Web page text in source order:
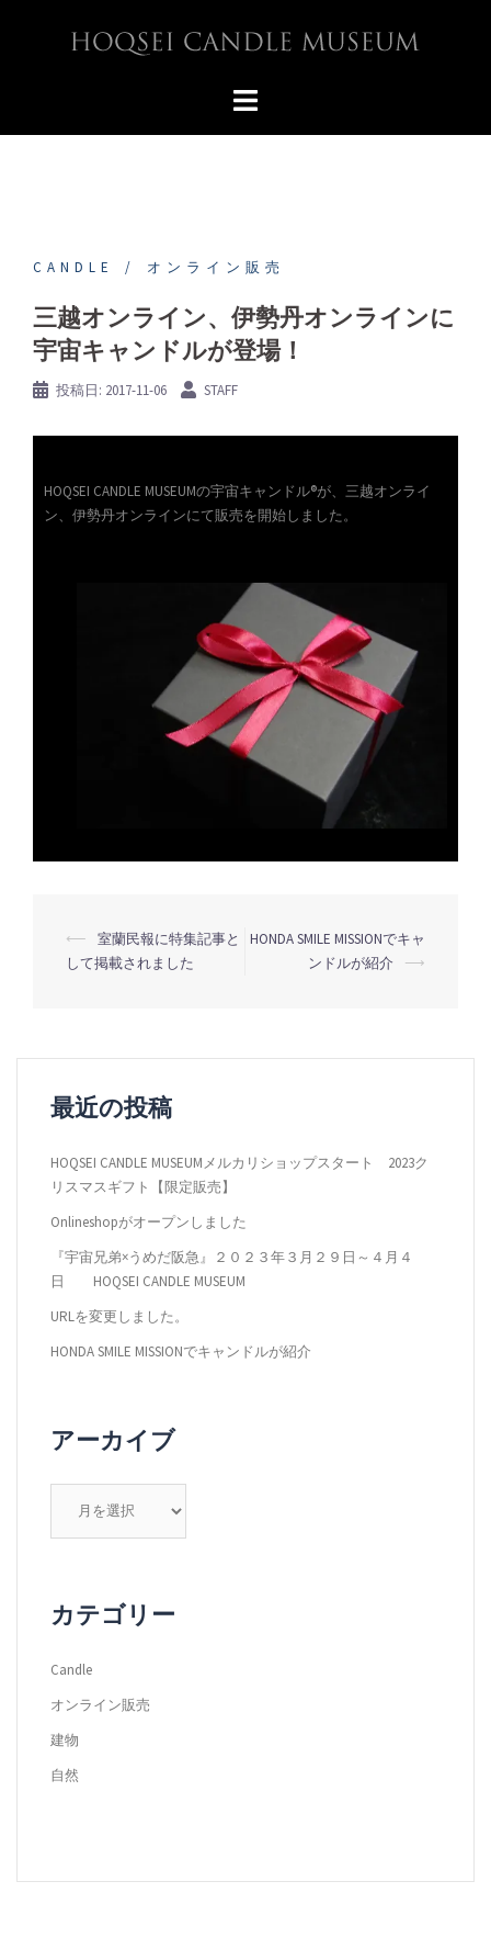
へ
CANDLE オンライン販売
三越オンライン、伊勢丹オンラインに
宇宙キャンドルが登場！
投稿日: 2017-11-06 STAFF
HOQSEI CANDLE MUSEUMの宇宙キャンドル®が、三越オンライ
ン、伊勢丹オンラインにて販売を開始しました。
投
稿
ー
ョ
ン
⟵
室蘭民報に特集記事と
して掲載されました
HONDA SMILE MISSIONでキャ
ンドルが紹介
⟶
最近の投稿
HOQSEI CANDLE MUSEUMメルカリショップスタート 2023ク
リスマスギフト【限定販売】
Onlineshopがオープンしました
『宇宙兄弟×うめだ阪急』２０２３年３月２９日～４月４
日 HOQSEI CANDLE MUSEUM
URLを変更しました。
HONDA SMILE MISSIONでキャンドルが紹介
アーカイブ
カ
カテゴリー
Candle
オンライン販売
建物
自然